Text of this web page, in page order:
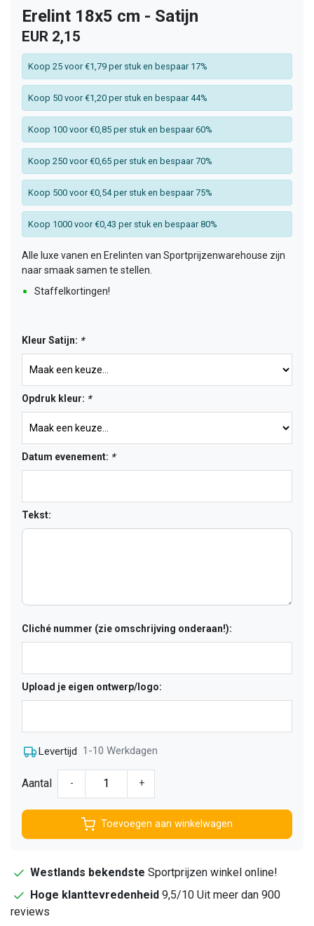
Erelint 18x5 cm - Satijn
EUR 2,15
Koop 25 voor €1,79 per stuk en bespaar 17%
Koop 50 voor €1,20 per stuk en bespaar 44%
Koop 100 voor €0,85 per stuk en bespaar 60%
Koop 250 voor €0,65 per stuk en bespaar 70%
Koop 500 voor €0,54 per stuk en bespaar 75%
Koop 1000 voor €0,43 per stuk en bespaar 80%
Alle luxe vanen en Erelinten van Sportprijzenwarehouse zijn
naar smaak samen te stellen.
Staffelkortingen!
Kleur Satijn: *
Opdruk kleur: *
Datum evenement: *
Tekst:
Cliché nummer (zie omschrijving onderaan!):
Upload je eigen ontwerp/logo:
Levertijd 1-10 Werkdagen
Aantal - +
Toevoegen aan winkelwagen
Westlands bekendste Sportprijzen winkel online!
Hoge klanttevredenheid 9,5/10 Uit meer dan 900
reviews